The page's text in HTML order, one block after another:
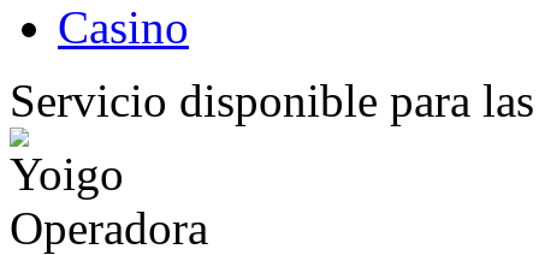
Casino
Servicio disponible para
Operadora